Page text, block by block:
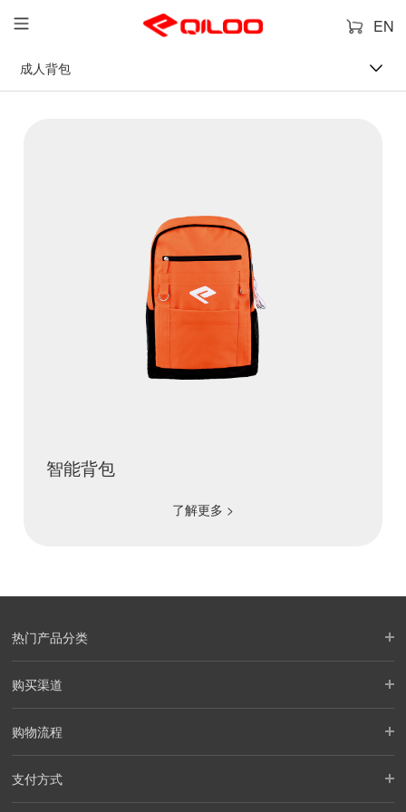
EN
成人背包
智能背包
了解更多 >
热门产品分类
购买渠道
购物流程
支付方式